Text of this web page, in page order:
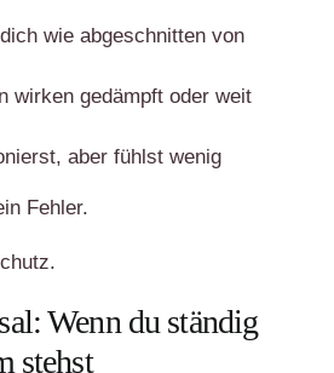
wie abgeschnitten von
wirken gedämpft oder weit
aber fühlst wenig
Fehler.
Wenn du ständig
stehst